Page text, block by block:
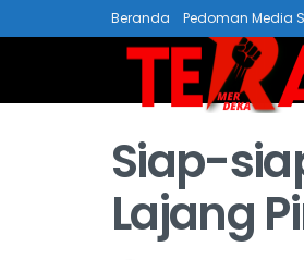
Beranda Pedoman Media
Siap-
Lajang